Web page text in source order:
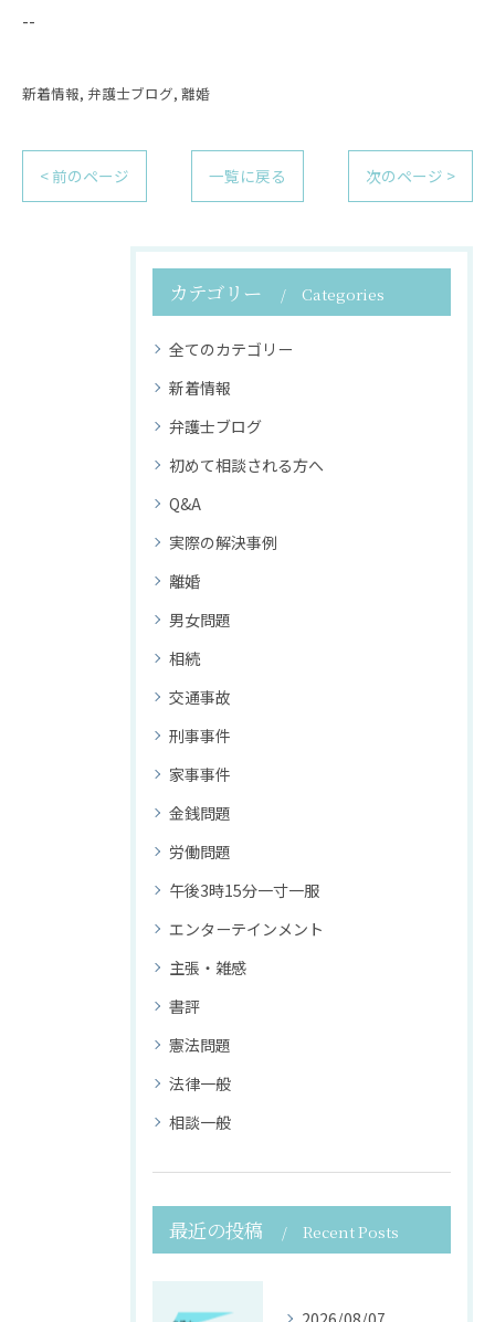
--
新着情報 弁護士ブログ 離婚
< 前のページ 一覧に戻る 次のページ >
カテゴリー Categories
全てのカテゴリー
新着情報
弁護士ブログ
初めて相談される方へ
Q&A
実際の解決事例
離婚
男女問題
相続
交通事故
刑事事件
家事事件
金銭問題
労働問題
午後3時15分一寸一服
エンターテインメント
主張・雑感
書評
憲法問題
法律一般
相談一般
最近の投稿 Recent Posts